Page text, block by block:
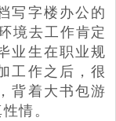
写字楼办公的
境去工作肯定
业生在职业规
工作之后，很
背着大书包游
情。